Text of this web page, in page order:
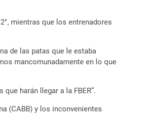
mientras que los entrenadores
de las patas que le estaba
mancomunadamente en lo que
harán llegar a la FBER”.
(CABB) y los inconvenientes